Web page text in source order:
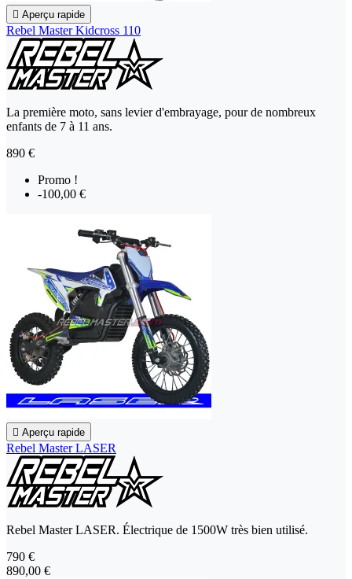
 Aperçu rapide
Rebel Master Kidcross 110
La première moto, sans levier d'embrayage, pour de nombreux
enfants de 7 à 11 ans.
890 €
Promo !
-100,00 €
 Aperçu rapide
Rebel Master LASER
Rebel Master LASER. Électrique de 1500W très bien utilisé.
790 €
890,00 €